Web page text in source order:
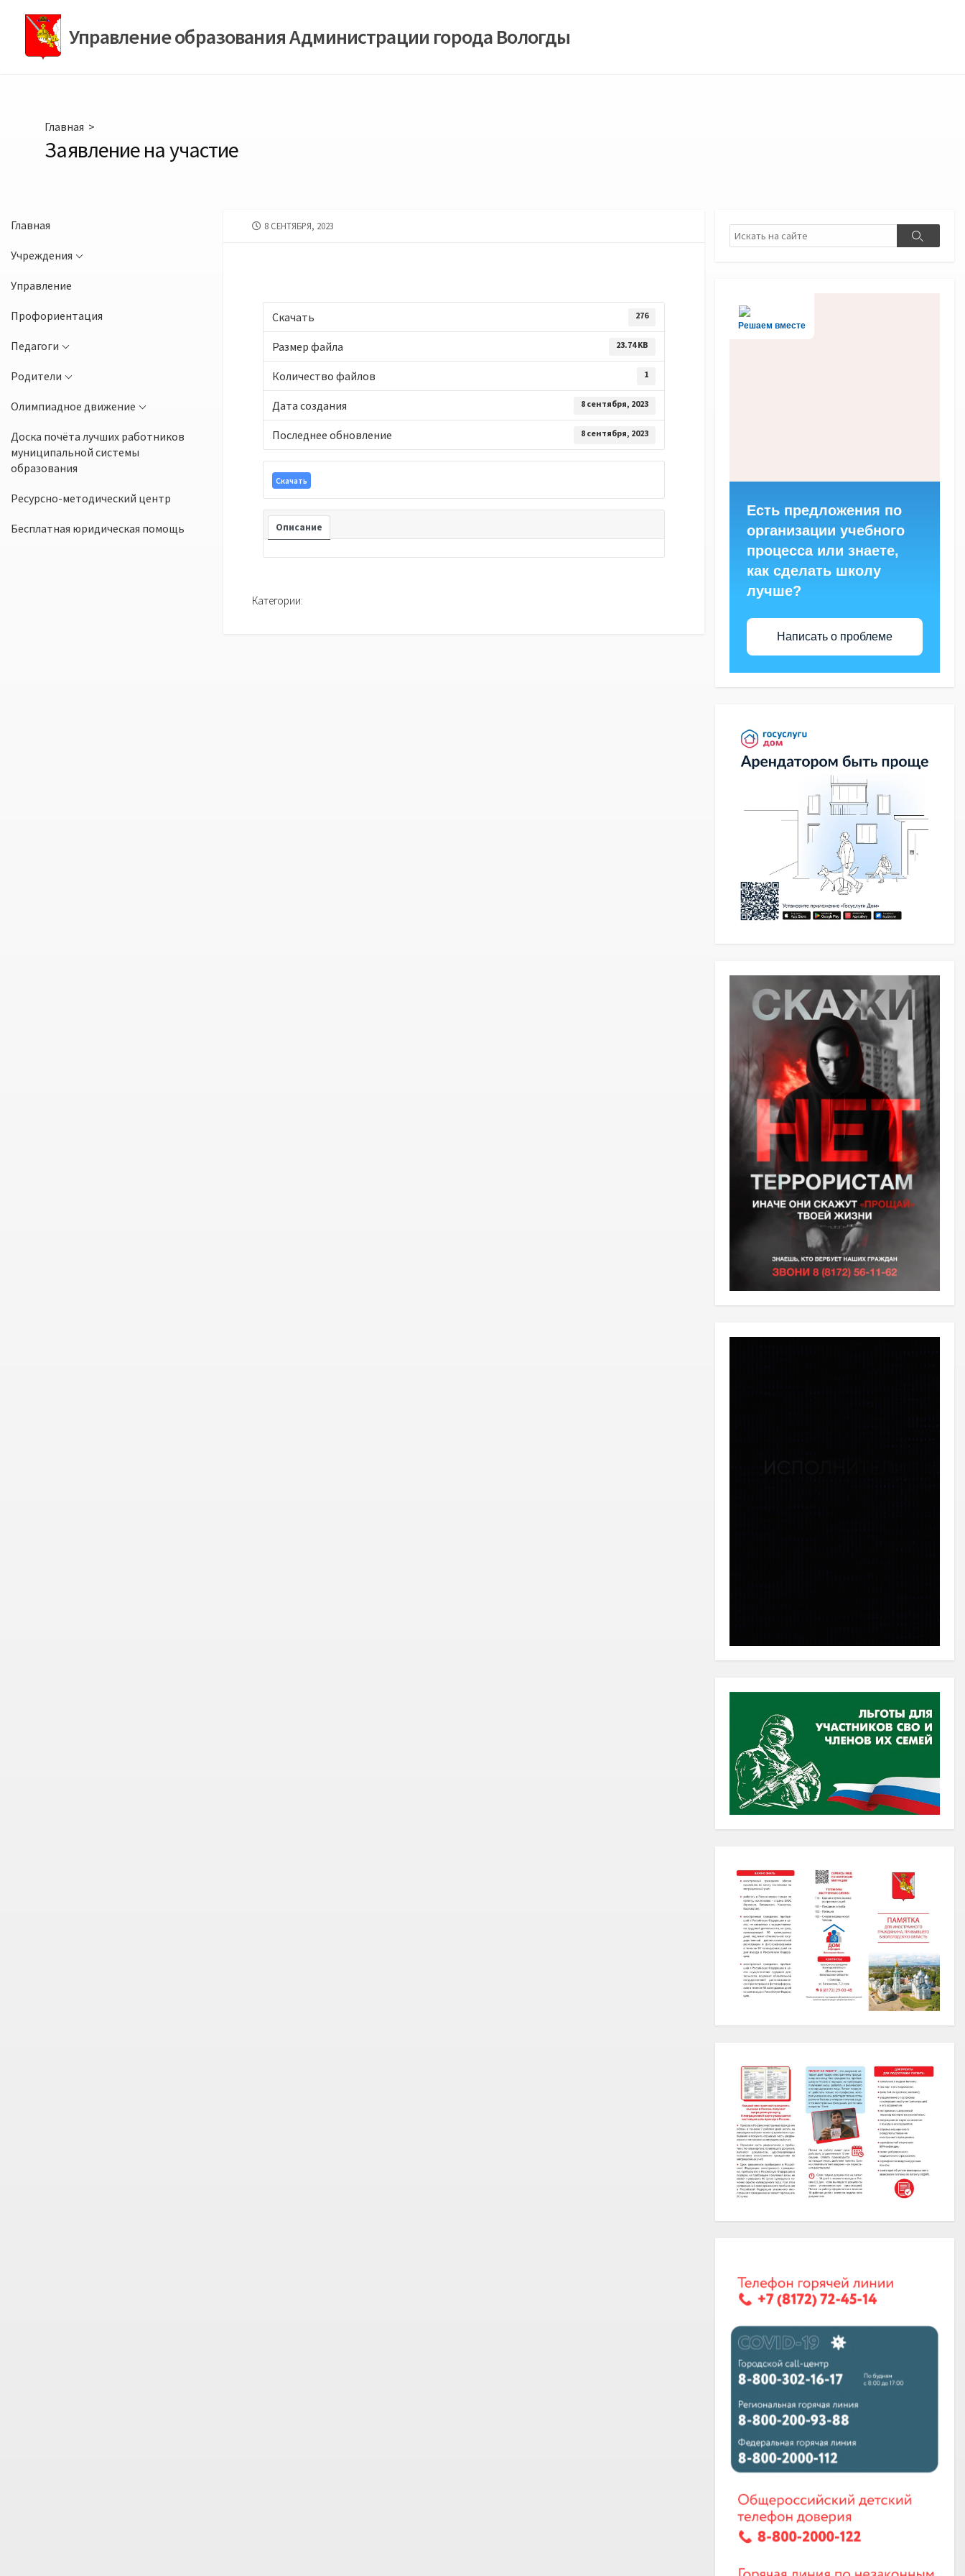
содержимомуУправление образования Администрации города Вологды
Главная >
Заявление на участие
Главная
Учреждения
Управление
Профориентация
Педагоги
Родители
Олимпиадное движение
Доска почёта лучших работников
муниципальной системы
образования
Ресурсно-методический центр
Бесплатная юридическая помощь
ДАТА
8 СЕНТЯБРЯ, 2023
Скачать 276
Размер файла 23.74 KB
Количество файлов 1
Дата создания 8 сентября, 2023
Последнее обновление 8 сентября, 2023
Скачать
Описание
Категории:
Поиск
Поиск
Решаем вместе
Есть предложения по
организации учебного
процесса или знаете,
как сделать школу
лучше?
Написать о проблеме